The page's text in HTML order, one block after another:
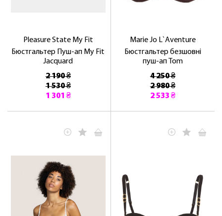
Pleasure State My Fit
Бюстгальтер Пуш-ап My Fit
Jacquard
2 190 ₴
1 530 ₴
1 301 ₴
Marie Jo L`Aventure
Бюстгальтер безшовні
пуш-ап Tom
4 250 ₴
2 980 ₴
2 533 ₴